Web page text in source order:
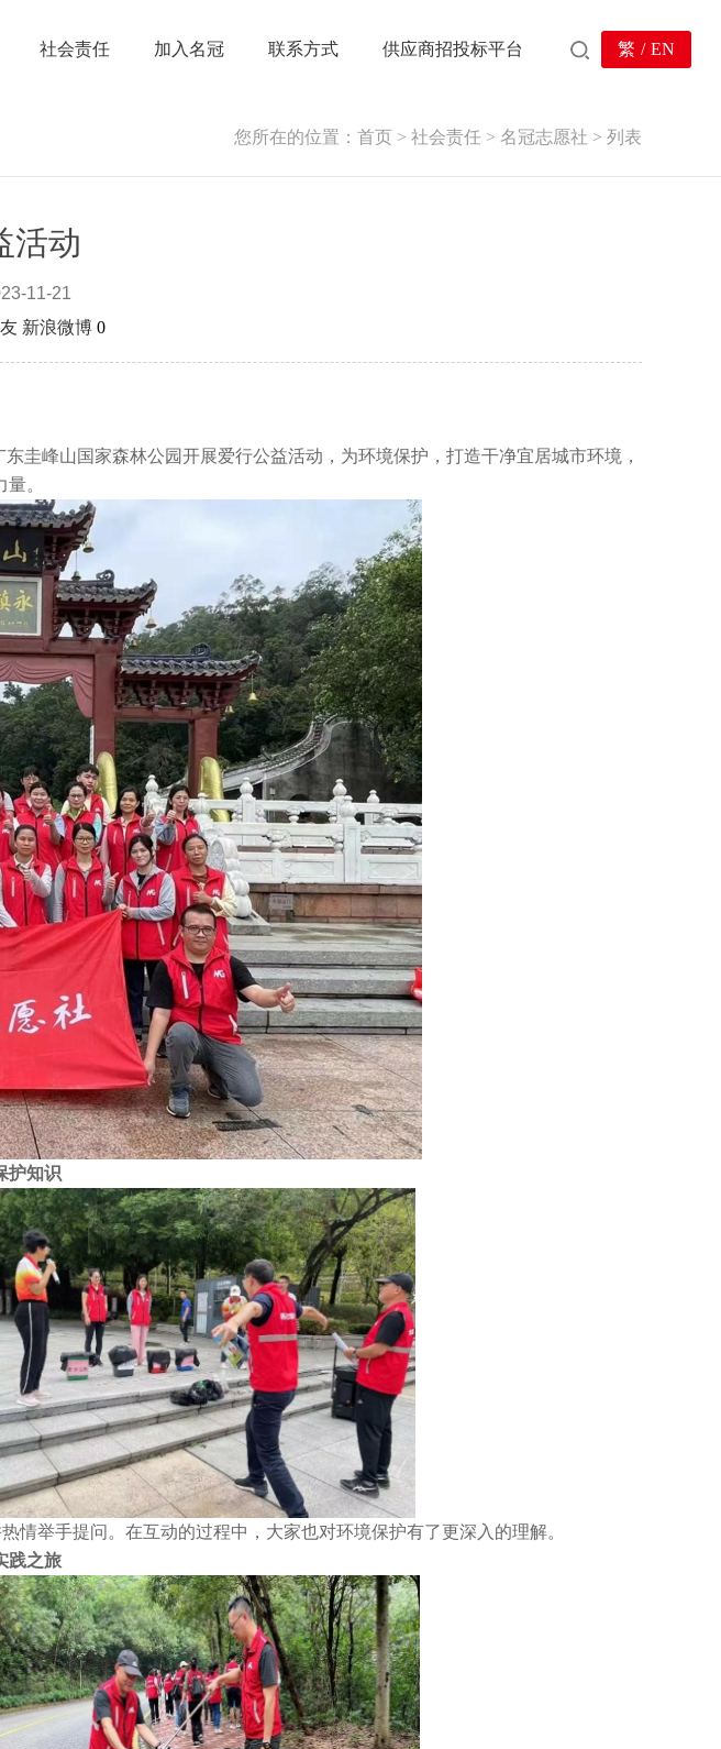
社会责任 加入名冠 联系方式 供应商招投标平台 繁 / EN
您所在的位置： 首页 > 社会责任 > 名冠志愿社 > 列表
活动
11-21
新浪微博 0
圭峰山国家森林公园开展爱行公益活动，为环境保护，打造干净宜居城市环境，
。
护知识
举手提问。在互动的过程中，大家也对环境保护有了更深入的理解。
践之旅